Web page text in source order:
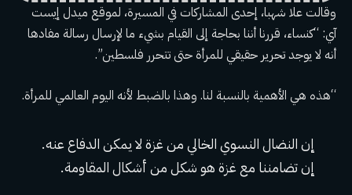
وقالت علا شهبا، إحدى المشاركات في المسيرة، لموقع ميدل إيست
آي: “كنساء، قررنا أننا بحاجة إلى القيام بشيء ما لإرسال رسالة مفادها
أنه لا يوجد تحرير حقيقي للمرأة حتى تتحرر فلسطين”.
“هذه هي الأهمية بالنسبة لنا. وهذا بالضبط لأنه اليوم العالمي للمرأة.
إن النضال النسوي الخالي من غزة لا يمكن الدفاع عنه.
إن تضامننا مع غزة هو شكل من أشكال المقاومة.